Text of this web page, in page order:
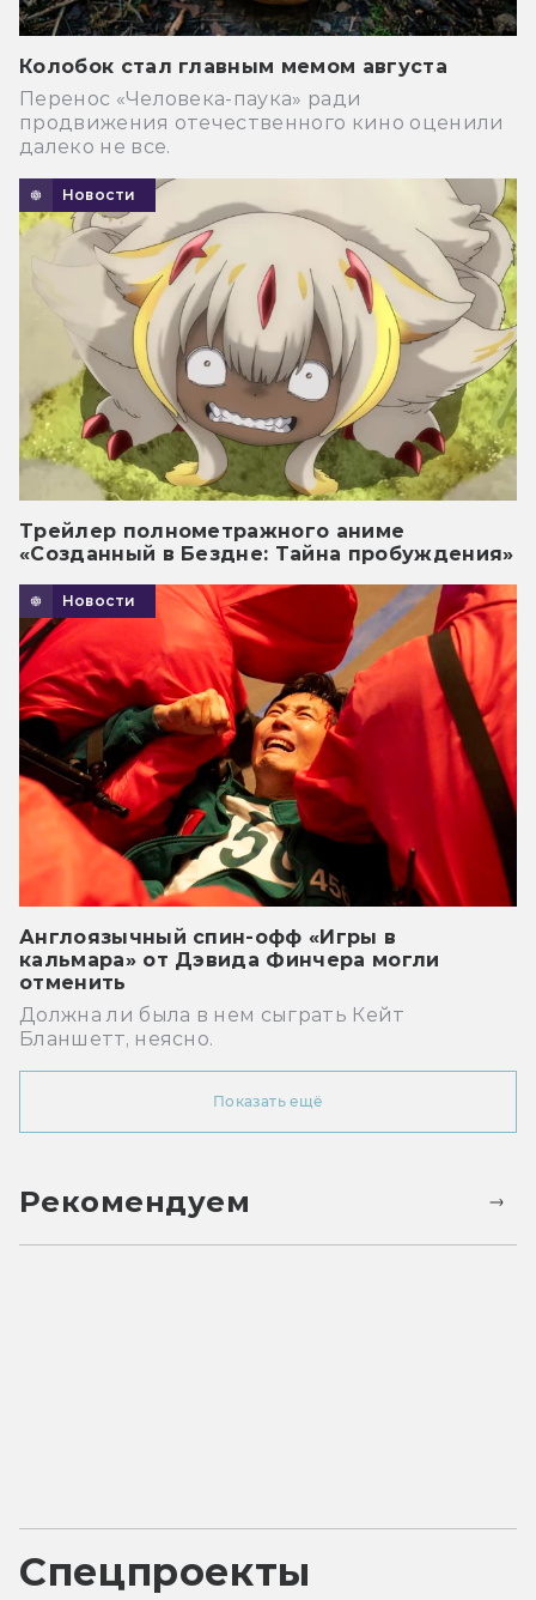
Колобок стал главным мемом августа
Перенос «Человека-паука» ради
продвижения отечественного кино оценили
далеко не все.
Новости
Трейлер полнометражного аниме
«Созданный в Бездне: Тайна пробуждения»
Новости
Англоязычный спин-офф «Игры в
кальмара» от Дэвида Финчера могли
отменить
Должна ли была в нем сыграть Кейт
Бланшетт, неясно.
Показать ещё
Рекомендуем
Спецпроекты